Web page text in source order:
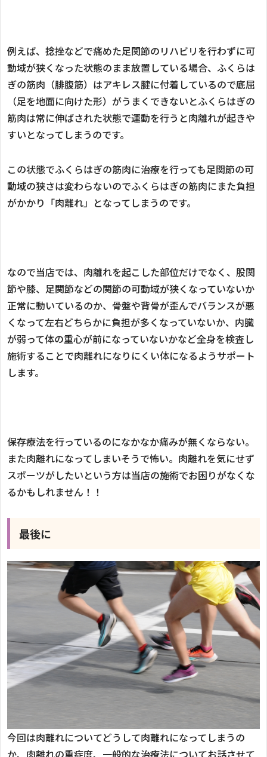
例えば、捻挫などで痛めた足関節のリハビリを行わずに可
動域が狭くなった状態のまま放置している場合、ふくらは
ぎの筋肉（腓腹筋）はアキレス腱に付着しているので底屈
（足を地面に向けた形）がうまくできないとふくらはぎの
筋肉は常に伸ばされた状態で運動を行うと肉離れが起きや
すいとなってしまうのです。
この状態でふくらはぎの筋肉に治療を行っても足関節の可
動域の狭さは変わらないのでふくらはぎの筋肉にまた負担
がかかり「肉離れ」となってしまうのです。
なので当店では、肉離れを起こした部位だけでなく、股関
節や膝、足関節などの関節の可動域が狭くなっていないか
正常に動いているのか、骨盤や背骨が歪んでバランスが悪
くなって左右どちらかに負担が多くなっていないか、内臓
が弱って体の重心が前になっていないかなど全身を検査し
施術することで肉離れになりにくい体になるようサポート
します。
保存療法を行っているのになかなか痛みが無くならない。
また肉離れになってしまいそうで怖い。肉離れを気にせず
スポーツがしたいという方は当店の施術でお困りがなくな
るかもしれません！！
最後に
今回は肉離れについてどうして肉離れになってしまうの